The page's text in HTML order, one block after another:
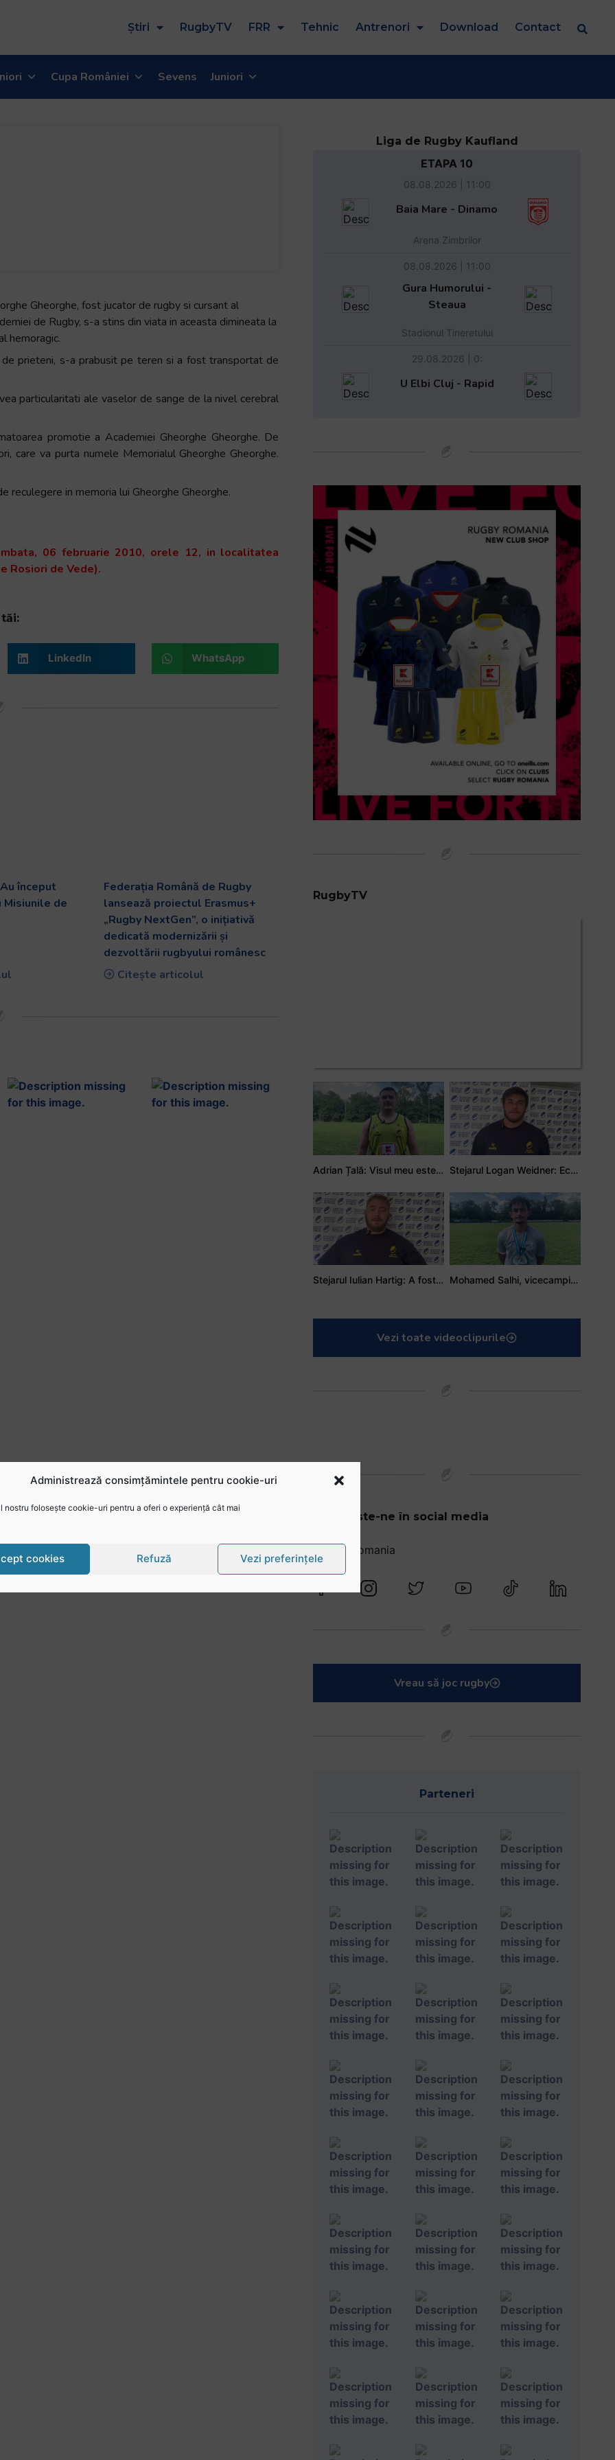
Administrează consimțămintele pentru cookie-uri
nostru folosește cookie-uri pentru a oferi o experiență cât mai
cookies Refuză Vezi preferințele
Știri RugbyTV FRR Tehnic Antrenori Download Contact
Cupa României Sevens Juniori
Gheorghe, fost jucator de rugby si cursant al
de Rugby, s-a stins din viata in aceasta dimineata la
hemoragic.
de prieteni, s-a prabusit pe teren si a fost transportat de
particularitati ale vaselor de sange de la nivel cerebral
promotie a Academiei Gheorghe Gheorghe. De
care va purta numele Memorialul Gheorghe Gheorghe.
reculegere in memoria lui Gheorghe Gheorghe.
06 februarie 2010, orele 12, in localitatea
Rosiori de Vede).
LinkedIn WhatsApp
început
de
Federația Română de Rugby
lansează proiectul Erasmus+
„Rugby NextGen”, o inițiativă
dedicată modernizării și
dezvoltării rugbyului românesc
Citește articolul
Liga de Rugby Kaufland
ETAPA 10
08.08.2026 | 11:00
Baia Mare - Dinamo
Arena Zimbrilor
08.08.2026 | 11:00
Gura Humorului -
Steaua
Stadionul Tineretului
29.08.2026 | 0:
U Elbi Cluj - Rapid
RugbyTV
Adrian Țală: Visul meu este să debutez pentru România Stejarul Logan Weidner: Echipa a muncit mult, iar asta se va vedea în meciurile de la Nations Cup
Stejarul Iulian Hartig: A fost un turneu care a unit mai mult echipa Mohamed Salhi, vicecampion național juniori I: Rugby-ul te învață să accepți și înfrângerile
Vezi toate videoclipurile
Urmărește-ne în social media
@rugbyromania
Vreau să joc rugby
Parteneri